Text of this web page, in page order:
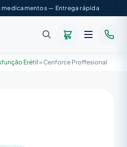
medicamentos — Entrega rápida
Erétil »Cenforce Proffesional